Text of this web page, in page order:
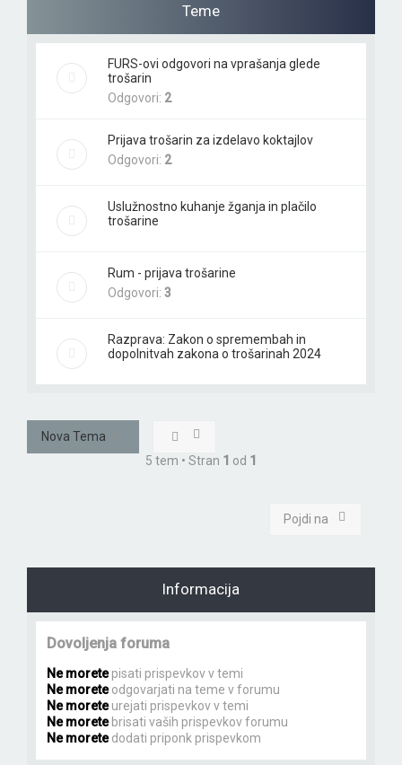
Teme
FURS-ovi odgovori na vprašanja glede
trošarin
Odgovori: 2
Prijava trošarin za izdelavo koktajlov
Odgovori: 2
Uslužnostno kuhanje žganja in plačilo
trošarine
Rum - prijava trošarine
Odgovori: 3
Razprava: Zakon o spremembah in
dopolnitvah zakona o trošarinah 2024
Nova Tema
5 tem • Stran 1 od 1
Pojdi na
Informacija
Dovoljenja foruma
Ne moretepisati prispevkov v temi
Ne moreteodgovarjati na teme v forumu
Ne moreteurejati prispevkov v temi
Ne moretebrisati vaših prispevkov forumu
Ne moretedodati priponk prispevkom